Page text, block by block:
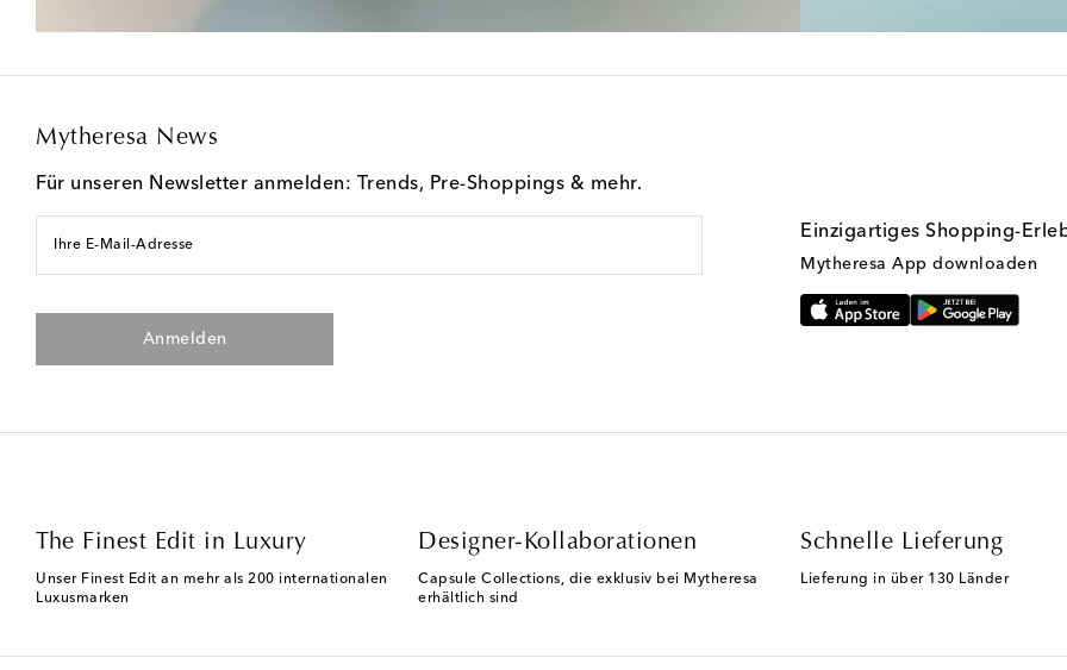
Mytheresa News
Für unseren Newsletter anmelden: Trends, Pre-Shoppings & mehr.
Ihre E-Mail-Adresse
Anmelden
Einzigartiges Shopping-
Mytheresa App downloaden
The Finest Edit in Luxury
Unser Finest Edit an mehr als 200 internationalen
Luxusmarken
Designer-Kollaborationen
Capsule Collections, die exklusiv bei Mytheresa
erhältlich sind
Schnelle Lieferung
Lieferung in über 130 Länder